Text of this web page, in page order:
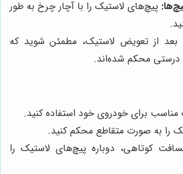
پیچ‌های لاستیک را با آچار چرخ به طور
بعد از تعویض لاستیک، مطمئن شوید که
درستی محکم شده‌اند.
برای خودروی خود استفاده کنید.
را به صورت متقاطع محکم کنید.
کوتاهی، دوباره پیچ‌های لاستیک را